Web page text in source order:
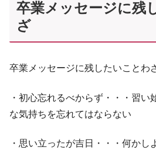
卒業メッセージに残
ざ
卒業メッセージに残したいことわ
・初心忘れるべからず・・・習い
な気持ちを忘れてはならない
・思い立ったが吉日・・・何かし